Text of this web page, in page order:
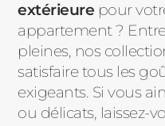
extérieure pour
appartement ?
pleines, nos
satisfaire tous les
exigeants. Si vous
ou délicats, laissez-